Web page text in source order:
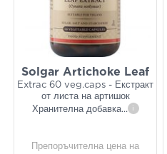
Solgar Artichoke Leaf
Extrac 60 veg.caps - Екстракт
от листа на артишок
Хранителна добавка... i
Препоръчителна цена на